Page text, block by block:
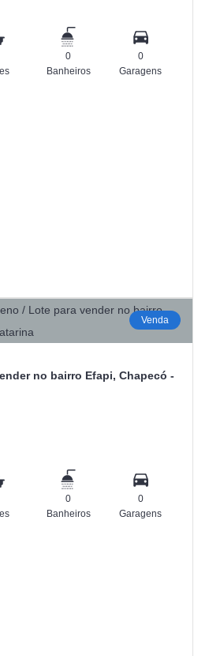
0
Banheiros
0
Garagens
Venda
no bairro Efapi, Chapecó -
0
Banheiros
0
Garagens